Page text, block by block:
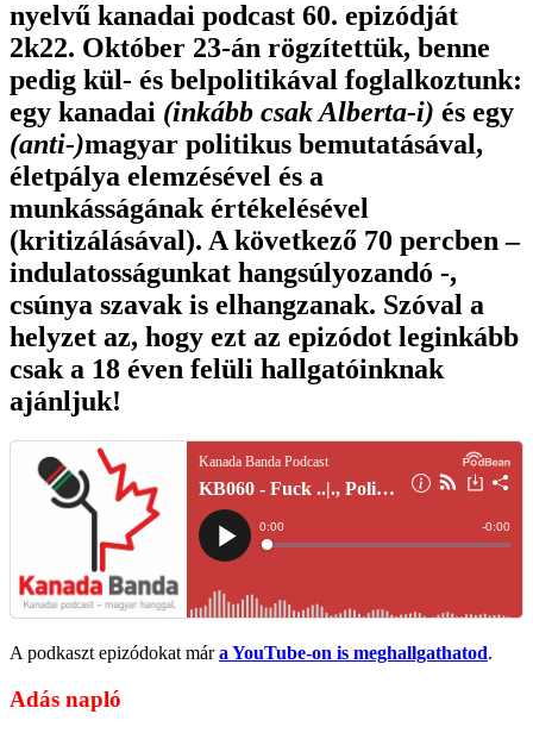
nyelvű kanadai podcast 60. epizódját
2k22. Október 23-án rögzítettük, benne
pedig kül- és belpolitikával foglalkoztunk:
egy kanadai (inkább csak Alberta-i) és egy
(anti-)magyar politikus bemutatásával,
életpálya elemzésével és a
munkásságának értékelésével
(kritizálásával). A következő 70 percben –
indulatosságunkat hangsúlyozandó -,
csúnya szavak is elhangzanak. Szóval a
helyzet az, hogy ezt az epizódot leginkább
csak a 18 éven felüli hallgatóinknak
ajánljuk!
A podkaszt epizódokat mára YouTube-on is meghallgathatod.
Adás napló